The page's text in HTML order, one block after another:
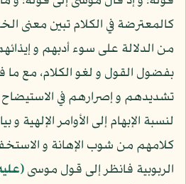
كالمعترضة في الكلام تبين معنى
من الدلالة على سوء أدبهم و
بفضول القول و لغو الكلام، مع ما
تشديدهم و إصرارهم في الاستيضاح
لنسبة الإبهام إلى الأوامر الإلهية و
كلامهم من شوب الإهانة و
الربوبية فانظر إلى قول موسى